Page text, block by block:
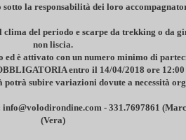
la responsabilità dei loro
del periodo e scarpe da trekking o da
non liscia.
ed è attivato con un numero minimo di
entro il 14/04/2018 ore 12:00
subire variazioni dovute a necessità
- 331.7697861
(Vera)